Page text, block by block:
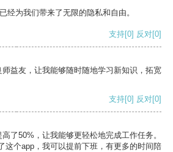
经为我们带来了无限的隐私和自由。
支持[0] 反对[0]
益友，让我能够随时随地学习新知识，拓宽
支持[0] 反对[0]
了50%，让我能够更轻松地完成工作任务。
这个app，我可以提前下班，有更多的时间陪